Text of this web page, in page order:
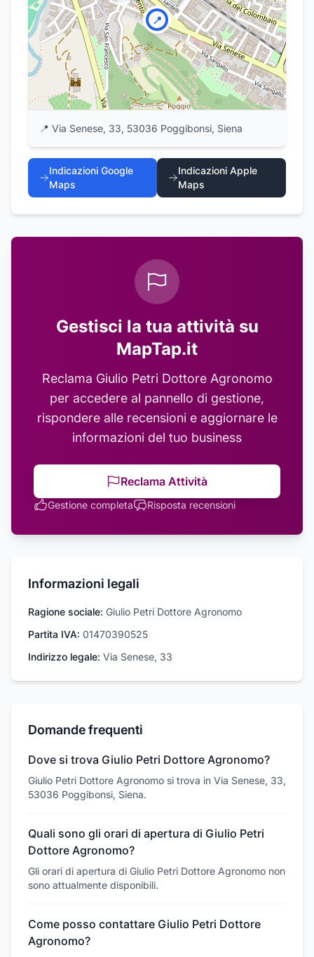
📍
📍 Via Senese, 33, 53036 Poggibonsi, Siena
Indicazioni Google
Maps
Indicazioni Apple
Maps
Gestisci la tua attività su
MapTap.it
Reclama Giulio Petri Dottore Agronomo
per accedere al pannello di gestione,
rispondere alle recensioni e aggiornare le
informazioni del tuo business
Reclama Attività
Gestione completa Risposta recensioni
Informazioni legali
Ragione sociale: Giulio Petri Dottore Agronomo
Partita IVA: 01470390525
Indirizzo legale: Via Senese, 33
Domande frequenti
Dove si trova Giulio Petri Dottore Agronomo?
Giulio Petri Dottore Agronomo si trova in Via Senese, 33,
53036 Poggibonsi, Siena.
Quali sono gli orari di apertura di Giulio Petri
Dottore Agronomo?
Gli orari di apertura di Giulio Petri Dottore Agronomo non
sono attualmente disponibili.
Come posso contattare Giulio Petri Dottore
Agronomo?